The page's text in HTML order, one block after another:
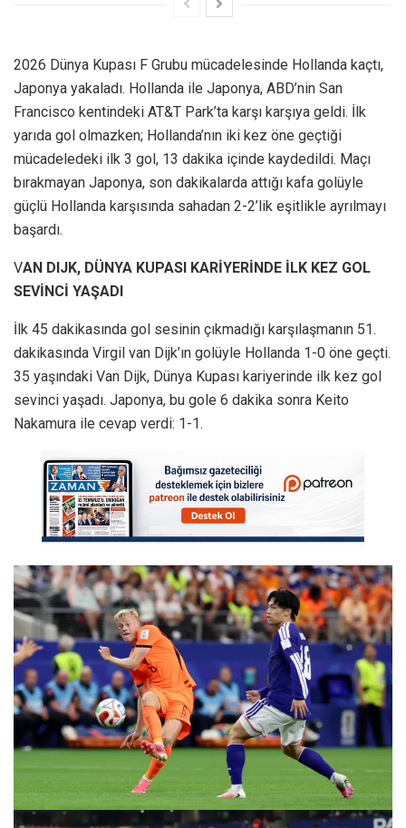
2026 Dünya Kupası F Grubu mücadelesinde Hollanda kaçtı,
Japonya yakaladı. Hollanda ile Japonya, ABD’nin San
Francisco kentindeki AT&T Park’ta karşı karşıya geldi. İlk
yarıda gol olmazken; Hollanda’nın iki kez öne geçtiği
mücadeledeki ilk 3 gol, 13 dakika içinde kaydedildi. Maçı
bırakmayan Japonya, son dakikalarda attığı kafa golüyle
güçlü Hollanda karşısında sahadan 2-2’lik eşitlikle ayrılmayı
başardı.
VAN DIJK, DÜNYA KUPASI KARİYERİNDE İLK KEZ GOL
SEVİNCİ YAŞADI
İlk 45 dakikasında gol sesinin çıkmadığı karşılaşmanın 51.
dakikasında Virgil van Dijk’ın golüyle Hollanda 1-0 öne geçti.
35 yaşındaki Van Dijk, Dünya Kupası kariyerinde ilk kez gol
sevinci yaşadı. Japonya, bu gole 6 dakika sonra Keito
Nakamura ile cevap verdi: 1-1.